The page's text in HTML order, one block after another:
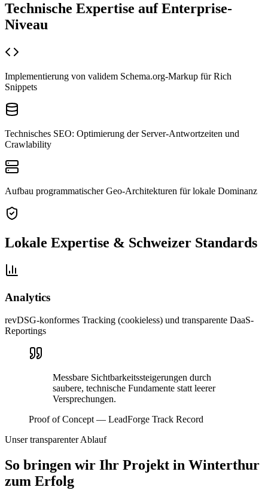
Technische Expertise auf Enterprise-
Niveau
Implementierung von validem Schema.org-Markup für Rich
Snippets
Technisches SEO: Optimierung der Server-Antwortzeiten und
Crawlability
Aufbau programmatischer Geo-Architekturen für lokale Dominanz
Lokale Expertise & Schweizer Standards
Analytics
revDSG-konformes Tracking (cookieless) und transparente DaaS-
Reportings
Messbare Sichtbarkeitssteigerungen durch
saubere, technische Fundamente statt leerer
Versprechungen.
Proof of Concept — LeadForge Track Record
Unser transparenter Ablauf
So bringen wir Ihr Projekt in Winterthur
zum Erfolg